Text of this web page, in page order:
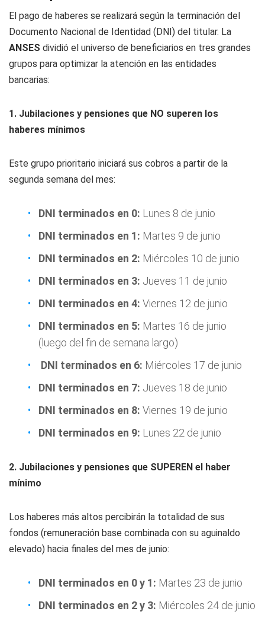
El pago de haberes se realizará según la terminación del
Documento Nacional de Identidad (DNI) del titular. La
ANSES dividió el universo de beneficiarios en tres grandes
grupos para optimizar la atención en las entidades
bancarias:
1. Jubilaciones y pensiones que NO superen los
haberes mínimos
Este grupo prioritario iniciará sus cobros a partir de la
segunda semana del mes:
DNI terminados en 0: Lunes 8 de junio
DNI terminados en 1: Martes 9 de junio
DNI terminados en 2: Miércoles 10 de junio
DNI terminados en 3: Jueves 11 de junio
DNI terminados en 4: Viernes 12 de junio
DNI terminados en 5: Martes 16 de junio
(luego del fin de semana largo)
DNI terminados en 6: Miércoles 17 de junio
DNI terminados en 7: Jueves 18 de junio
DNI terminados en 8: Viernes 19 de junio
DNI terminados en 9: Lunes 22 de junio
2. Jubilaciones y pensiones que SUPEREN el haber
mínimo
Los haberes más altos percibirán la totalidad de sus
fondos (remuneración base combinada con su aguinaldo
elevado) hacia finales del mes de junio:
DNI terminados en 0 y 1: Martes 23 de junio
DNI terminados en 2 y 3: Miércoles 24 de junio